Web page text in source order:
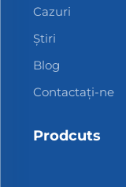
Cazuri
Știri
Blog
Contactați-ne
Prodcuts